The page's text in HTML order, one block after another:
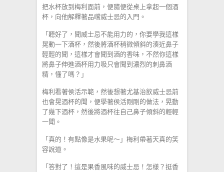
把水杯放到梅利面前，便隨便從桌上拿起一個酒
杯，向他解釋著品嚐威士忌的入門。
「聽好了，聞威士忌不能用力的，你要學我這樣
晃動一下酒杯，然後將酒杯稍微傾斜的湊近鼻子
輕輕的聞，這樣才會聞到酒的香味，不然你這樣
將鼻子伸進酒杯用力吸只會聞到濃烈的刺鼻酒
精，懂了嗎？」
梅利看著侯活示範，然後想著尤基治飲威士忌前
也會晃酒杯的聞，便學著侯活剛剛的做法，晃動
了幾下酒杯，然後將酒杯往自己鼻子傾斜的輕輕
一聞。
「真的！有點像是水果呢～」梅利帶著天真的笑
容說道。
「答對了！這是果香風味的威士忌！怎樣？挺香